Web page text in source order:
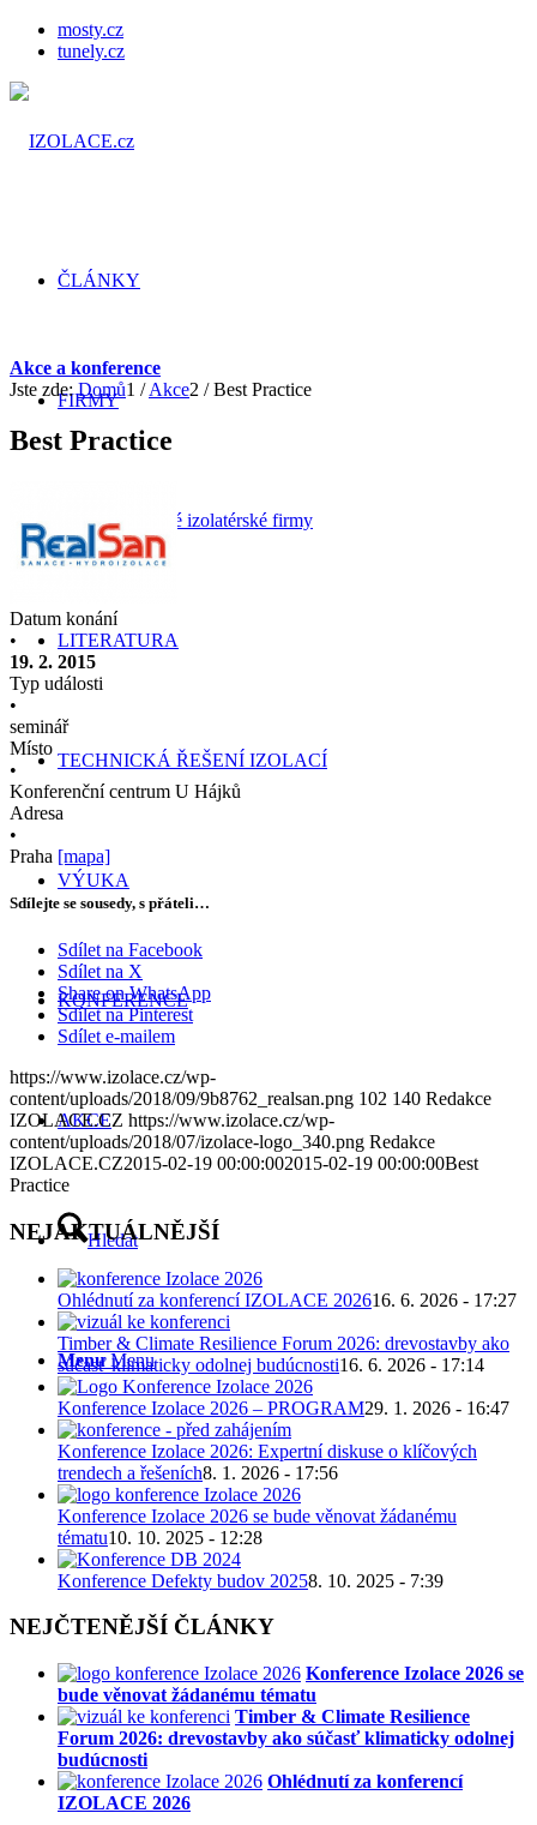
mosty.cz
tunely.cz
ČLÁNKY
FIRMY
Prověřené izolatérské firmy
LITERATURA
TECHNICKÁ ŘEŠENÍ IZOLACÍ
VÝUKA
KONFERENCE
AKCE
Hledat
Menu Menu
Akce a konference
Jste zde: Domů1 / Akce2 / Best Practice
Best Practice
Datum konání
•
19. 2. 2015
Typ události
•
seminář
Místo
•
Konferenční centrum U Hájků
Adresa
•
Praha [mapa]
Sdílejte se sousedy, s přáteli…
Sdílet na Facebook
Sdílet na X
Share on WhatsApp
Sdílet na Pinterest
Sdílet e-mailem
https://www.izolace.cz/wp-
content/uploads/2018/09/9b8762_realsan.png 102 140 Redakce
IZOLACE.CZ https://www.izolace.cz/wp-
content/uploads/2018/07/izolace-logo_340.png Redakce
IZOLACE.CZ2015-02-19 00:00:002015-02-19 00:00:00Best
Practice
NEJAKTUÁLNĚJŠÍ
Ohlédnutí za konferencí IZOLACE 202616. 6. 2026 - 17:27
Timber & Climate Resilience Forum 2026: drevostavby ako
súčasť klimaticky odolnej budúcnosti16. 6. 2026 - 17:14
Konference Izolace 2026 – PROGRAM29. 1. 2026 - 16:47
Konference Izolace 2026: Expertní diskuse o klíčových
trendech a řešeních8. 1. 2026 - 17:56
Konference Izolace 2026 se bude věnovat žádanému
tématu10. 10. 2025 - 12:28
Konference Defekty budov 20258. 10. 2025 - 7:39
NEJČTENĚJŠÍ ČLÁNKY
Konference Izolace 2026 se
bude věnovat žádanému tématu
Timber & Climate Resilience
Forum 2026: drevostavby ako súčasť klimaticky odolnej
budúcnosti
Ohlédnutí za konferencí
IZOLACE 2026